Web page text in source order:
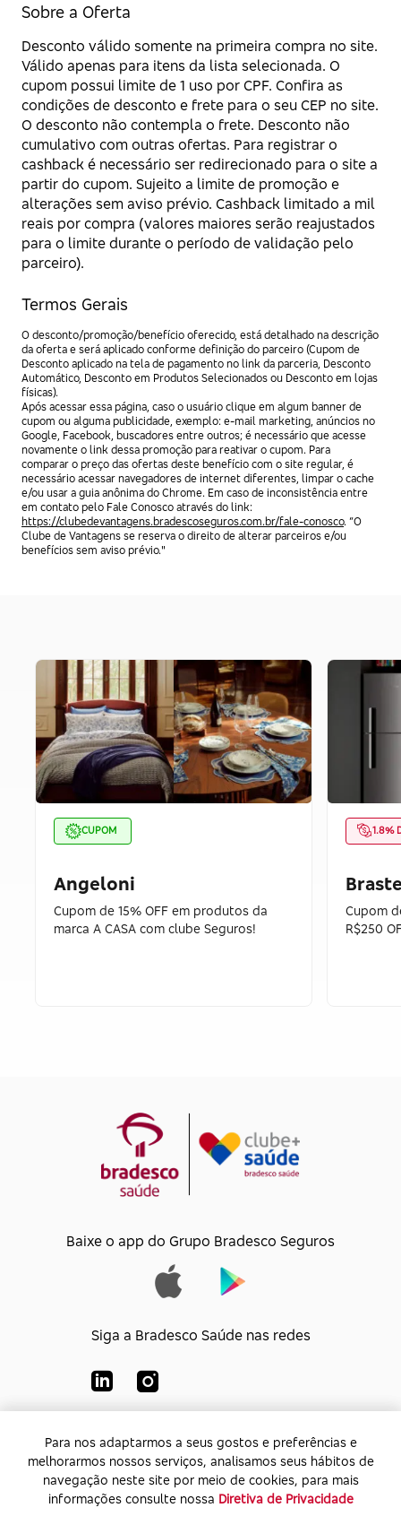
Sobre a Oferta
Desconto válido somente na primeira compra no site.
Válido apenas para itens da lista selecionada. O
cupom possui limite de 1 uso por CPF. Confira as
condições de desconto e frete para o seu CEP no site.
O desconto não contempla o frete. Desconto não
cumulativo com outras ofertas. Para registrar o
cashback é necessário ser redirecionado para o site a
partir do cupom. Sujeito a limite de promoção e
alterações sem aviso prévio. Cashback limitado a mil
reais por compra (valores maiores serão reajustados
para o limite durante o período de validação pelo
parceiro).
Termos Gerais
O desconto/promoção/benefício oferecido, está detalhado na descrição
da oferta e será aplicado conforme definição do parceiro (Cupom de
Desconto aplicado na tela de pagamento no link da parceria, Desconto
Automático, Desconto em Produtos Selecionados ou Desconto em lojas
físicas).
Após acessar essa página, caso o usuário clique em algum banner de
cupom ou alguma publicidade, exemplo: e-mail marketing, anúncios no
Google, Facebook, buscadores entre outros; é necessário que acesse
novamente o link dessa promoção para reativar o cupom. Para
comparar o preço das ofertas deste benefício com o site regular, é
necessário acessar navegadores de internet diferentes, limpar o cache
e/ou usar a guia anônima do Chrome. Em caso de inconsistência entre
em contato pelo Fale Conosco através do link:
https://clubedevantagens.bradescoseguros.com.br/fale-conosco. “O
Clube de Vantagens se reserva o direito de alterar parceiros e/ou
benefícios sem aviso prévio."
CUPOM
Angeloni
Cupom de 15% OFF em produtos da
marca A CASA com clube Seguros!
1.8%
Cupom
R$250
Para nos adaptarmos a seus gostos e preferências e
melhorarmos nossos serviços, analisamos seus hábitos de
navegação neste site por meio de cookies, para mais
informações consulte nossa Diretiva de Privacidade
Baixe o app do Grupo Bradesco Seguros
Siga a Bradesco Saúde nas redes
Bradesco Saúde S/A
CNPJ:92.693.118/0001-60
Endereço:
Av. Rio de Janeiro, 555 - Caju - Rio de
Janeiro - Rio de Janeiro - CEP: 20.931-675
Para nos adaptarmos a seus gostos e preferências e
melhorarmos nossos serviços, analisamos seus hábitos de
navegação neste site por meio de cookies, para mais
informações consulte nossa Diretiva de Privacidade